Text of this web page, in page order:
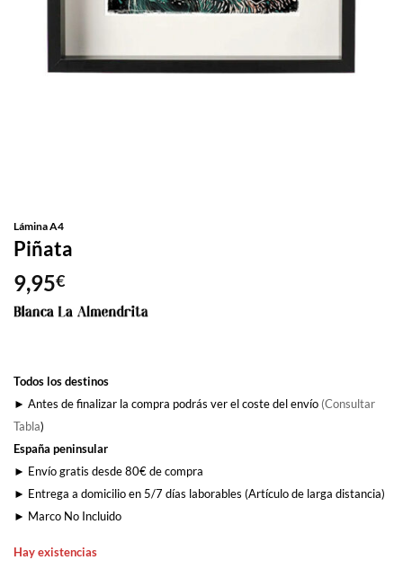
Lámina A4
Piñata
9,95€
Todos los destinos
► Antes de finalizar la compra podrás ver el coste del envío (Consultar
Tabla)
España peninsular
► Envío gratis desde 80€ de compra
► Entrega a domicilio en 5/7 días laborables (Artículo de larga distancia)
► Marco No Incluido
Hay existencias